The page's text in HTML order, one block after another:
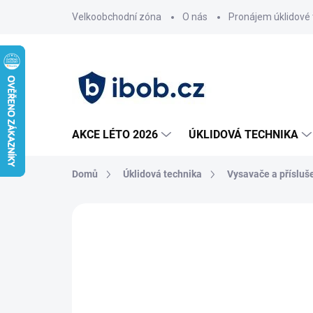
Velkoobchodní zóna O nás Pronájem
AKCE LÉTO 2026 ÚKLIDOVÁ TECHNIKA
Domů Úklidová technika Vysavače a